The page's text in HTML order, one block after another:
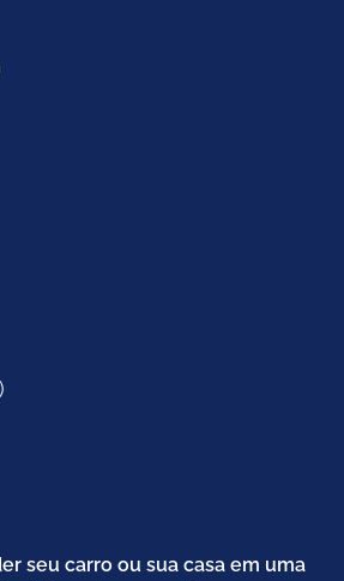
seu carro ou sua casa em uma